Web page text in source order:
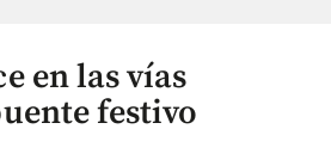
en las vías
festivo